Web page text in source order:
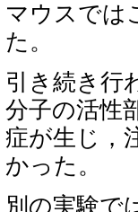
マウスでは
た。
引き続き行
分子の活性
症が生じ，
かった。
別の実験で